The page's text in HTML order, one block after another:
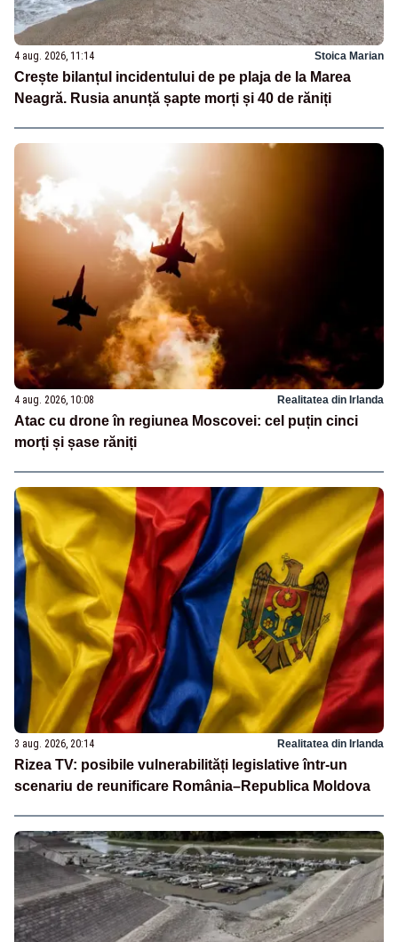
4 aug. 2026, 11:14 Stoica Marian
Crește bilanțul incidentului de pe plaja de la Marea
Neagră. Rusia anunță șapte morți și 40 de răniți
4 aug. 2026, 10:08 Realitatea din Irlanda
Atac cu drone în regiunea Moscovei: cel puțin cinci
morți și șase răniți
3 aug. 2026, 20:14 Realitatea din Irlanda
Rizea TV: posibile vulnerabilități legislative într-un
scenariu de reunificare România–Republica Moldova